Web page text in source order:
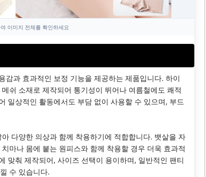
이미지 전체를 확인하세요
감과 효과적인 보정 기능을 제공하는 제품입니다. 하이
쉬 소재로 제작되어 통기성이 뛰어나 여름철에도 쾌적
일상적인 활동에서도 부담 없이 사용할 수 있으며, 부드
다양한 의상과 함께 착용하기에 적합합니다. 뱃살을 자
마나 몸에 붙는 원피스와 함께 착용할 경우 더욱 효과적
맞춰 제작되어, 사이즈 선택이 용이하며, 일반적인 팬티
수 있습니다.